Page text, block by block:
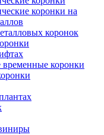
коронки на
коронок
временные коронки